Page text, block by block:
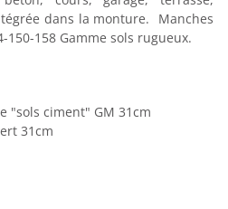
dans la monture.  Manches
150-158 Gamme sols rugueux.
"sols ciment" GM 31cm
31cm